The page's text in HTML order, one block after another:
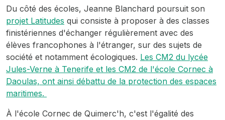
Du côté des écoles, Jeanne Blanchard poursuit son
projet Latitudes qui consiste à proposer à des classes
finistériennes d'échanger régulièrement avec des
élèves francophones à l'étranger, sur des sujets de
société et notamment écologiques. Les CM2 du lycée
Jules-Verne à Tenerife et les CM2 de l'école Cornec à
Daoulas, ont ainsi débattu de la protection des espaces
maritimes.
À l'école Cornec de Quimerc'h, c'est l'égalité des